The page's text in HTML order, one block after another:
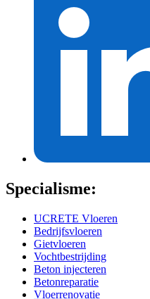
Specialisme:
UCRETE Vloeren
Bedrijfsvloeren
Gietvloeren
Vochtbestrijding
Beton injecteren
Betonreparatie
Vloerrenovatie